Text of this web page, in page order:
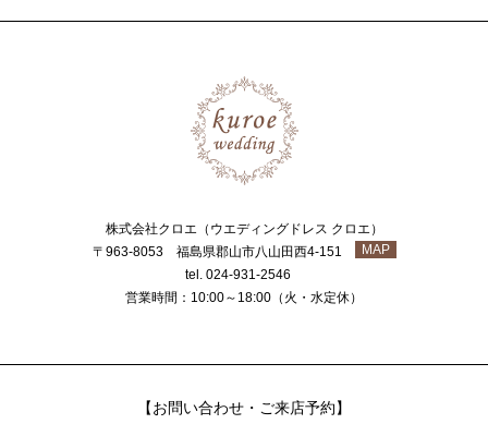
株式会社クロエ（ウエディングドレス クロエ）
〒963-8053 福島県郡山市八山田西4-151
MAP
tel. 024-931-2546
営業時間：10:00～18:00（火・水定休）
【お問い合わせ・ご来店予約】